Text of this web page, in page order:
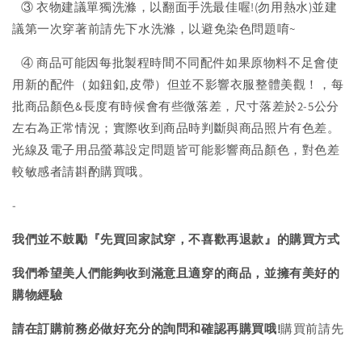
③ 衣物建議單獨洗滌，以翻面手洗最佳喔!(勿用熱水)並建
議第一次穿著前請先下水洗滌，以避免染色問題唷~
④ 商品可能因每批製程時間不同配件如果原物料不足會使
用新的配件（如鈕釦,皮帶）但並不影響衣服整體美觀！，每
批商品顏色&長度有時候會有些微落差，尺寸落差於2-5公分
左右為正常情況；實際收到商品時判斷與商品照片有色差。
光線及電子用品螢幕設定問題皆可能影響商品顏色，對色差
較敏感者請斟酌購買哦。
-
我們並不鼓勵『先買回家試穿，不喜歡再退款』的購買方式
我們希望美人們能夠收到滿意且適穿的商品，並擁有美好的
購物經驗
請在訂購前務必做好充分的詢問和確認再購買哦!購買前請先